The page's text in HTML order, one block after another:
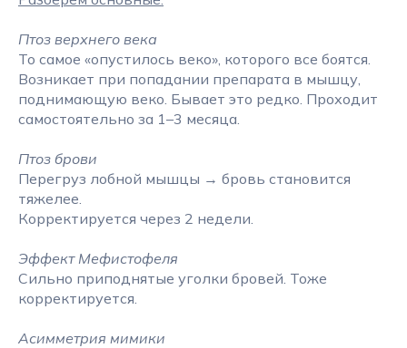
Птоз верхнего века
То самое «опустилось веко», которого все боятся.
Возникает при попадании препарата в мышцу,
поднимающую веко. Бывает это редко. Проходит
самостоятельно за 1–3 месяца.
Птоз брови
Перегруз лобной мышцы → бровь становится
тяжелее.
Корректируется через 2 недели.
Эффект Мефистофеля
Сильно приподнятые уголки бровей. Тоже
корректируется.
Асимметрия мимики